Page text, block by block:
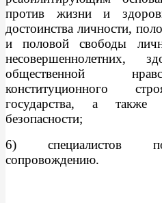
против жизни и
достоинства личности,
и половой свободы
несовершеннолетних,
общественной
конституционного
государства, а также
безопасности;
6) специалистов по
сопровождению.